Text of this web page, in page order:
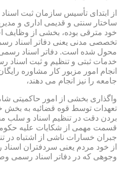
از ابتدای تأسیس سازمان ثبت
ساختار سنتی و قدیمی اداری و
خود مترقی بوده، بخشی از وظایف
تخصصی مدنی یعنی دفاتر اسناد
محول شده است. دفاتر اسناد
خدمات ثبتی و تنظیم و ثبت اسناد
انجام امور مزبور کار مشاوره
جامعه را نیز انجام می دهند،
واگذاری بخشی از امور حاکمیتی
تعهدات توسط قوه قضائیه به بخش
بردن دقت در تنظیم اسناد و سلب
قسمت مهمی از شکایات علیه
جبران خسارات ناشی از اشتباه در
از خود مردم یعنی سردفتران
وجوهی که در دفاتر اسناد رسمی